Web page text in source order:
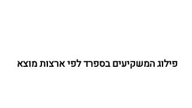
פילוג המשקיעים בספרד לפי ארצות מוצא